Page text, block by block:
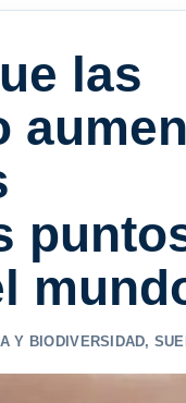
las
Y BIODIVERSIDAD,